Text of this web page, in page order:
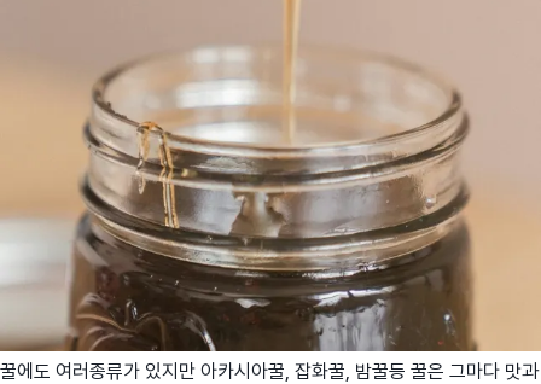
꿀에도 여러종류가 있지만 아카시아꿀, 잡화꿀, 밤꿀등 꿀은 그마다 맛과